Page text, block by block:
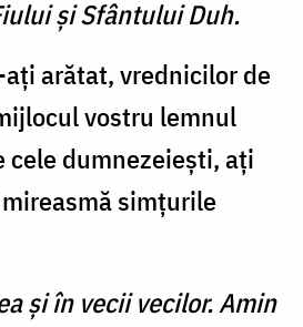
şi Sfântului Duh.
arătat, vrednicilor de
vostru lemnul
dumnezeieşti, aţi
simţurile
şi în vecii vecilor. Amin